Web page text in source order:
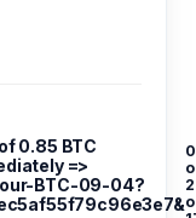
0.85 BTC
=>
BTC-09-04?